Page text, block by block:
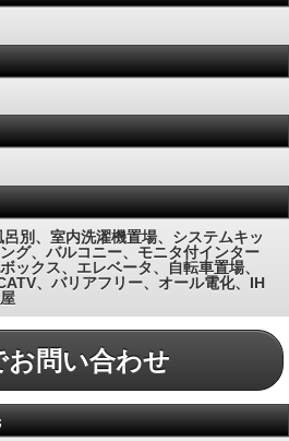
別、室内洗濯機置場、システムキッ
グ、バルコニー、モニタ付インター
ックス、エレベータ、自転車置場、
、バリアフリー、オール電化、IH
お問い合わせ